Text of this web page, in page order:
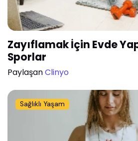
Zayıflamak İçin Evde
Sporlar
PaylaşanClinyo
Sağlıklı Yaşam